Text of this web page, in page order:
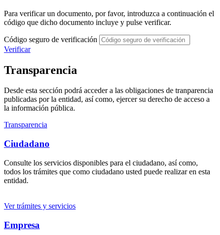
Para verificar un documento, por favor, introduzca a continuación el
código que dicho documento incluye y pulse verificar.
Código seguro de verificación
Verificar
Transparencia
Desde esta sección podrá acceder a las obligaciones de tranparencia
publicadas por la entidad, así como, ejercer su derecho de acceso a
la información pública.
Transparencia
Ciudadano
Consulte los servicios disponibles para el ciudadano, así como,
todos los trámites que como ciudadano usted puede realizar en esta
entidad.
Ver trámites y servicios
Empresa